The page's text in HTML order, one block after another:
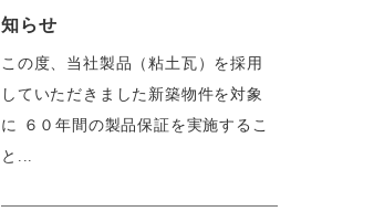
知らせ
この度、当社製品（粘土瓦）を採用
していただきました新築物件を対象
に ６０年間の製品保証を実施するこ
と...